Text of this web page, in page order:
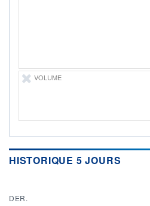
VOLUME
HISTORIQUE 5 JOURS
DER.